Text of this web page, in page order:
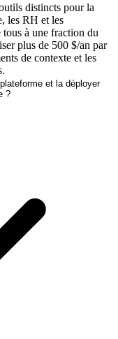
distincts pour la
les RH et les
à une fraction du
plus de 500 $/an par
de contexte et les
et la déployer
?